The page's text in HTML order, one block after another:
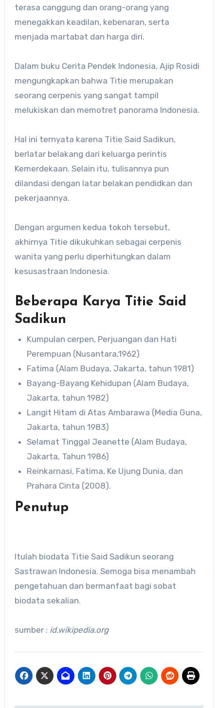
terasa canggung dan orang-orang yang
menegakkan keadilan, kebenaran, serta
menjada martabat dan harga diri.
Dalam buku Cerita Pendek Indonesia, Ajip Rosidi
mengungkapkan bahwa Titie merupakan
seorang cerpenis yang sangat tampil
melukiskan dan memotret panorama Indonesia.
Hal ini ternyata karena Titie Said Sadikun,
berlatar belakang dari keluarga perintis
Kemerdekaan. Selain itu, tulisannya pun
dilandasi dengan latar belakan pendidkan dan
pekerjaannya.
Dengan argumen kedua tokoh tersebut,
akhirnya Titie dikukuhkan sebagai cerpenis
wanita yang perlu diperhitungkan dalam
kesusastraan Indonesia.
Beberapa Karya Titie Said
Sadikun
Kumpulan cerpen, Perjuangan dan Hati
Perempuan (Nusantara,1962)
Fatima (Alam Budaya, Jakarta, tahun 1981)
Bayang-Bayang Kehidupan (Alam Budaya,
Jakarta, tahun 1982)
Langit Hitam di Atas Ambarawa (Media Guna,
Jakarta, tahun 1983)
Selamat Tinggal Jeanette (Alam Budaya,
Jakarta, Tahun 1986)
Reinkarnasi, Fatima, Ke Ujung Dunia, dan
Prahara Cinta (2008).
Penutup
Itulah biodata Titie Said Sadikun seorang
Sastrawan Indonesia. Semoga bisa menambah
pengetahuan dan bermanfaat bagi sobat
biodata sekalian.
sumber : id.wikipedia.org